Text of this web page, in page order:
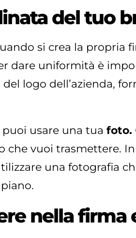
del tuo
si crea la propria
dare uniformità è
logo dell’azienda,
usare una tua foto.
vuoi trasmettere.
una fotografia
nella firma